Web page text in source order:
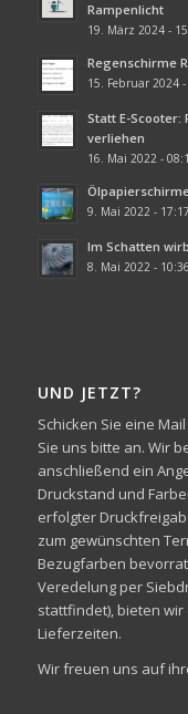
Rampenlicht
19. März 2024 -
Regenschirme
15. Februar 2024
Statt E-
verliehen
16. Mai 2022 -
9. Mai 2022 - 17:17
Im Schatten
8. Mai 2022 - 10:36
UND JETZT?
Schicken Sie eine
Sie uns bitte an. Wir
anschließend ein
Druckstand und
erfolgter
zum gewünschten
Bezugfarben
Veredelung per
stattfindet), bieten
Lieferzeiten.
Wir freuen uns auf